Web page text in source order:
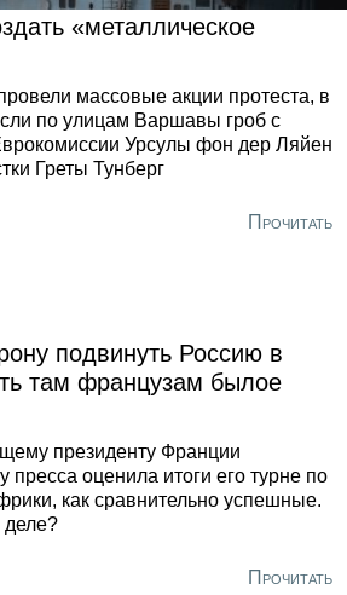
«металлическое
массовые акции протеста, в
по улицам Варшавы гроб с
Урсулы фон дер Ляйен
Греты Тунберг
Прочитать
подвинуть Россию в
там французам былое
президенту Франции
оценила итоги его турне по
как сравнительно успешные.
деле?
Прочитать